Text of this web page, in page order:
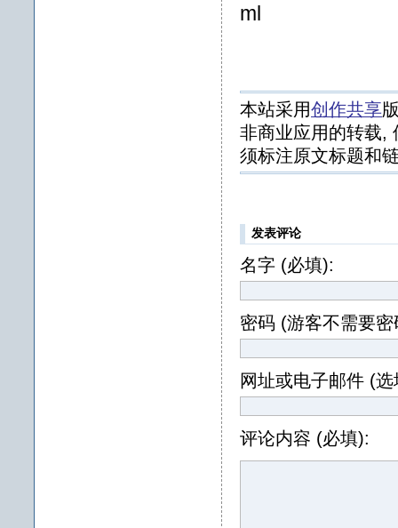
ml
本站采用创作共享
非商业应用的转载,
须标注原文标题和
发表评论
名字 (必填):
密码 (游客不需要密
网址或电子邮件 (
评论内容 (必填):